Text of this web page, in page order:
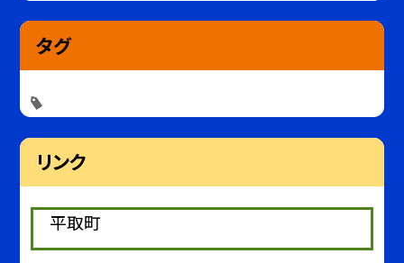
タグ
リンク
平取町